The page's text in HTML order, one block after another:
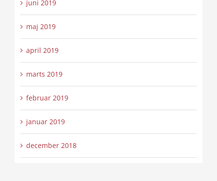
juni 2019
maj 2019
april 2019
marts 2019
februar 2019
januar 2019
december 2018